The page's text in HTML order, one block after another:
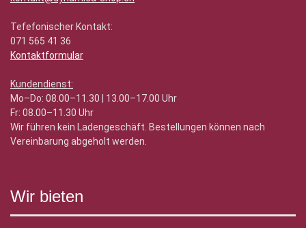
Tefefonischer Kontakt:
071 565 41 36
Kontaktformular
Kundendienst:
Mo–Do: 08.00–11.30 | 13.00–17.00 Uhr
Fr: 08.00–11.30 Uhr
Wir führen kein Ladengeschäft. Bestellungen können nach
Vereinbarung abgeholt werden.
Wir bieten